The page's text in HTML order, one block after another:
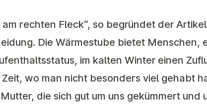
rechten Fleck“, so begründet der
Die Wärmestube bietet Menschen,
im kalten Winter einen
wo man nicht besonders viel gehabt
die sich gut um uns gekümmert und